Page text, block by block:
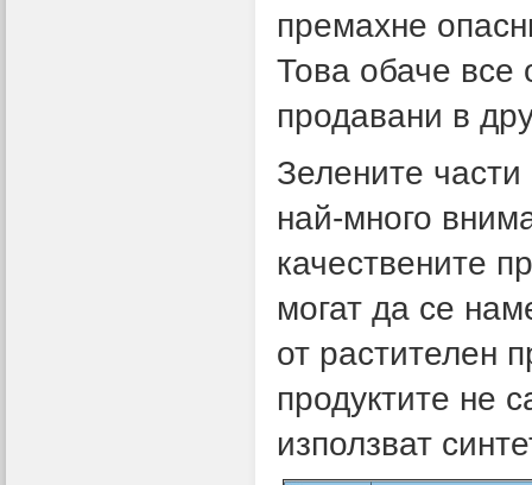
премахне
Това обаче все
продавани в
Зелените
най-много
качествените
могат да се
от растителен
продуктите не
използват